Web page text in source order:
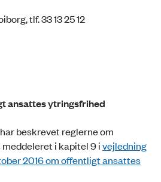
tlf. 33 13 25 12
ansattes ytringsfrihed
beskrevet reglerne om
i kapitel 9 ivejledning
2016 om offentligt ansattes